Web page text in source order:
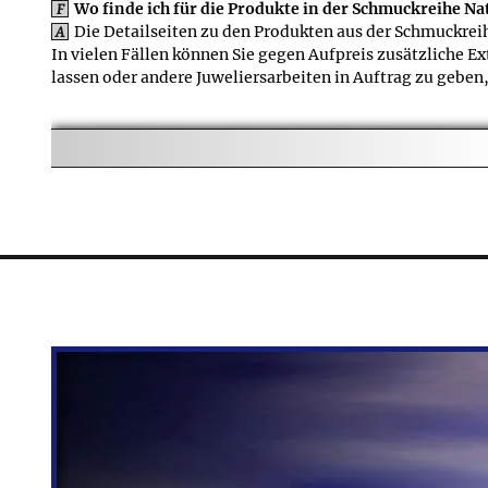
F Wo finde ich für die Produkte in der Schmuckreihe
A Die Detailseiten zu den Produkten aus der
In vielen Fällen können Sie gegen Aufpreis zusätzliche
lassen oder andere Juweliersarbeiten in Auftrag zu
F Finde ich für die Produkte der Schmuckreihe
Auch in der Schmuckreihe Naturbernstein: Edle
einzelnen Produktseiten. Die Lieferzeit verlängert sich,
A Die meisten
F Wofür gibt es den
Die meisten
der Empfehlungen und
Produkte oder um
Welche Garantien
Viele